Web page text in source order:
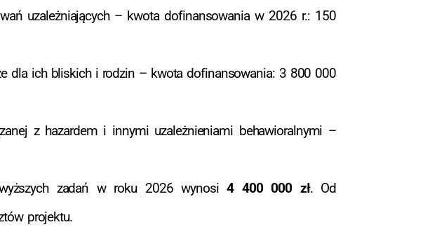
uzależniających – kwota dofinansowania w 2026 r.: 150
dla ich bliskich i rodzin – kwota dofinansowania: 3 800 000
z hazardem i innymi uzależnieniami behawioralnymi –
zadań w roku 2026 wynosi4 400 000 zł. Od
projektu.